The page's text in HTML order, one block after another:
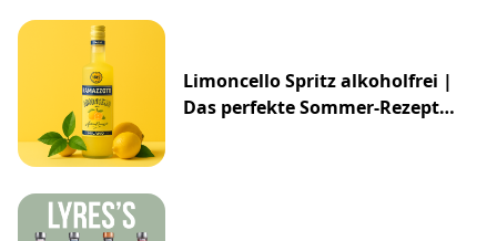
Limoncello Spritz alkoholfrei |
Das perfekte Sommer-Rezept